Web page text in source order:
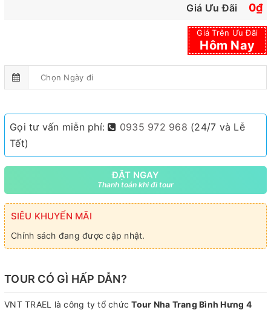
Giá Ưu Đãi 0₫
Giá Trên Ưu Đãi
Hôm Nay
Gọi tư vấn miễn phí: 0935 972 968 (24/7 và Lễ
Tết)
ĐẶT NGAY
Thanh toán khi đi tour
SIÊU KHUYẾN MÃI
Chính sách đang được cập nhật.
TOUR CÓ GÌ HẤP DẪN?
VNT TRAEL là công ty tổ chứcTour Nha Trang Bình Hưng 4